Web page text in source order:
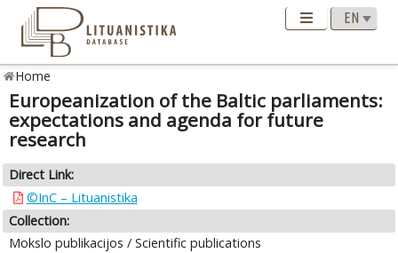
Home
Europeanization of the Baltic parliaments:
expectations and agenda for future
research
Direct Link:
©InC – Lituanistika
Collection:
Mokslo publikacijos / Scientific publications